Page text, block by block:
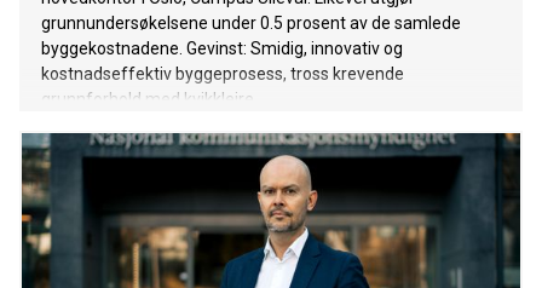
grunnundersøkelsene under 0.5 prosent av de samlede
byggekostnadene. Gevinst: Smidig, innovativ og
kostnadseffektiv byggeprosess, tross krevende
grunnforhold med kvikkleire.